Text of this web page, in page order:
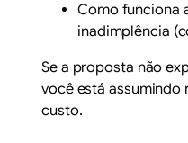
Como funciona
inadimplência
Se a proposta não
você está assumindo
custo.